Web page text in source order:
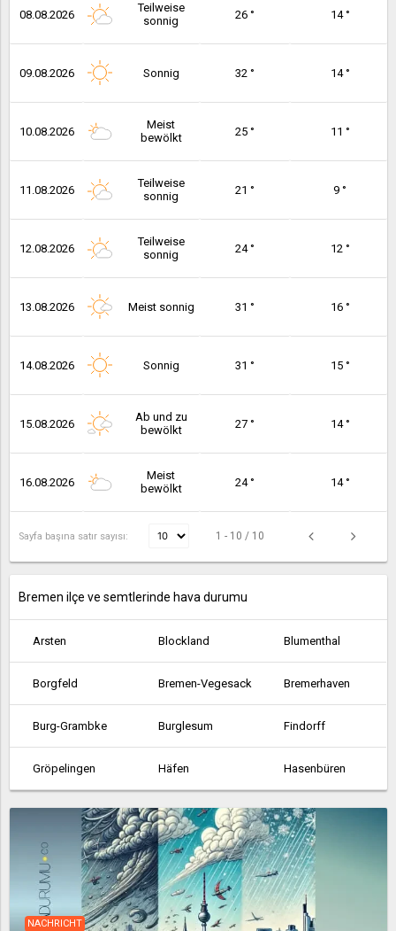
08.08.2026
Teilweise
sonnig
26 ° 14 °
09.08.2026 Sonnig 32 ° 14 °
10.08.2026
Meist
bewölkt
25 ° 11 °
11.08.2026
Teilweise
sonnig
21 ° 9 °
12.08.2026
Teilweise
sonnig
24 ° 12 °
13.08.2026 Meist sonnig 31 ° 16 °
14.08.2026 Sonnig 31 ° 15 °
15.08.2026
Ab und zu
bewölkt
27 ° 14 °
16.08.2026
Meist
bewölkt
24 ° 14 °
Sayfa başına satır sayısı: 1 - 10 / 10
Bremen ilçe ve semtlerinde hava durumu
Arsten Blockland Blumenthal
Borgfeld Bremen-Vegesack Bremerhaven
Burg-Grambke Burglesum Findorff
Gröpelingen Häfen Hasenbüren
Hemelingen Horn-Lehe Huchting
Lehe Leherheide Lesum
Mitte Neustadt Oberneuland
NACHRICHT